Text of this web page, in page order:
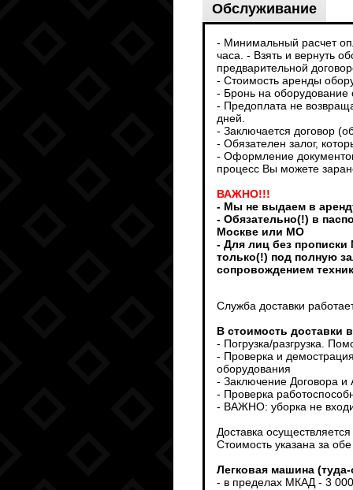
Обслуживание
- Минимальный расчет
часа. - Взять и вернуть
предварительной
- Стоимость аренды
- Бронь на оборудование
- Предоплата не
дней.
- Заключается договор
- Обязателен залог,
- Оформление
процесс Вы можете
ВАЖНО!!!
- Мы не выдаем в
- Обязательно(!) в
Москве или МО
- Для лиц без
только(!) под полную
сопровождением
Служба доставки
В стоимость доставки
- Погрузка/разгрузка.
- Проверка и
оборудования
- Заключение Договора и
- Проверка
- ВАЖНО: уборка не
Доставка
Стоимость указана за
Легковая машина
- в пределах МКАД - 3